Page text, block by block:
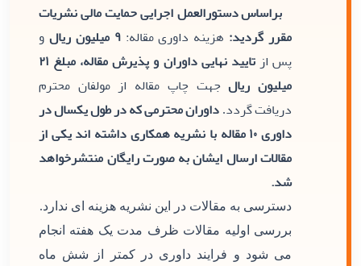
براساس دستورالعمل اجرایی حمایت مالی نشریات
مقرر گردید: هزینه داوری مقاله:۹ میلیون ریال
و
پس از
تایید نهایی داوران و پذیرش مقاله، مبلغ ۲۱
میلیون ریالجهت چاپ مقاله از مولفان محترم
دریافت گردد. داوران محترمی که در طول یکسال در
داوری ۱۰ مقاله با نشریه همکاری داشته اند یکی از
مقالات ارسال ایشان به صورت رایگان منتشرخواهد
شد.
دسترسی به مقالات در این نشریه هزینه ای ندارد.
بررسی اولیه مقالات ظرف مدت یک هفته انجام
می شود و فرایند داوری در کمتر از شش ماه